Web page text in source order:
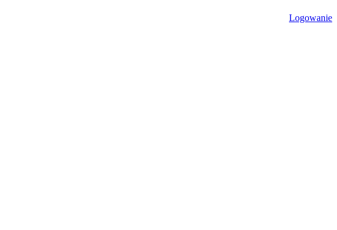
Logowanie